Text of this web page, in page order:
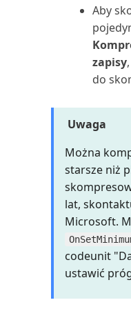
Rejestrowanie i
pracowników
Rejestrowanie
przychodów
Rejestrowanie
Rentowność
Rozliczanie
walutach
Rozwiązywanie
korygowanie
Śledzenie
do powiązanych
układów
Wysyłanie
wiadomości e-
danych
za pomocą
Wyświetlanie
przed
Wyświetlanie
informacji w
Oblicz i
podatkowe
Oferta
dokumentu)
Oferta umowy
(raport
Oferta umowy
szczegóły (raport)
Oferty umów do
(raport)
Opłaty za
(raport)
Aby
zapisy
do
Uwaga
Można
starsze niż
lat,
Microsoft.
codeunit
ustawić